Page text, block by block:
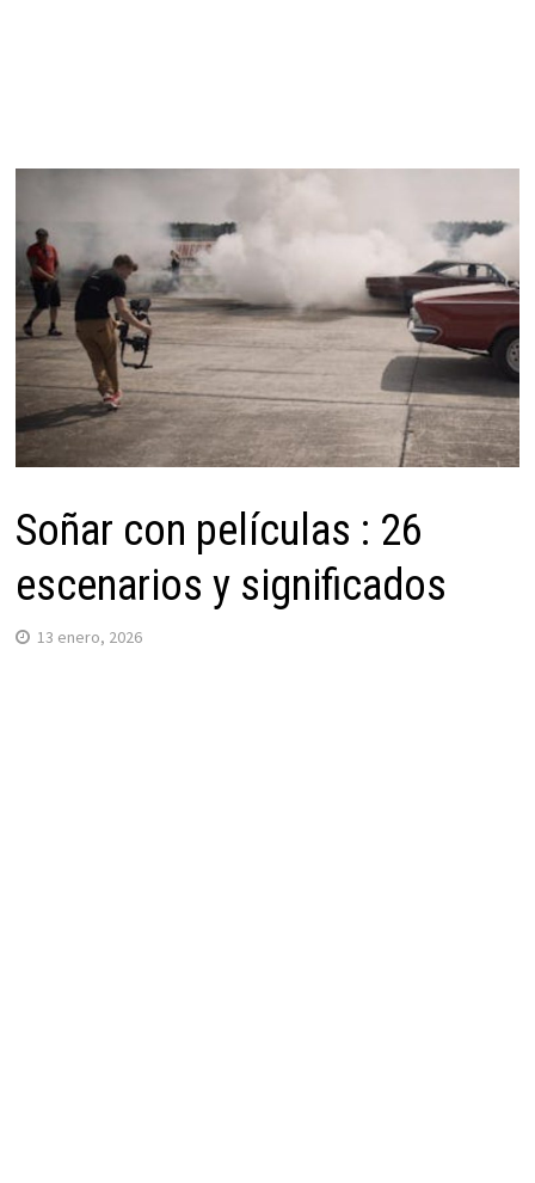
Soñar con películas : 26
escenarios y significados
13 enero, 2026